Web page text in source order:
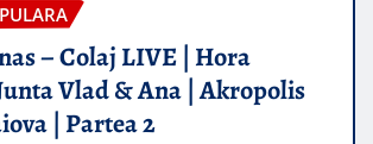
– Colaj LIVE | Hora
Vlad & Ana | Akropolis
| Partea 2